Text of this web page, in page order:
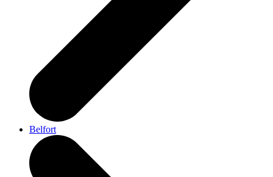
Belfort